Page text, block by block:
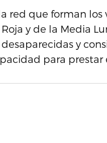
red que forman
y de la Media
y
para prestar